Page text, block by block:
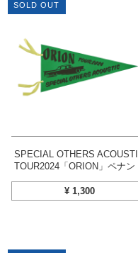
SOLD OUT
SPECIAL OTHERS
TOUR2024「ORION」ペナン
¥ 1,300